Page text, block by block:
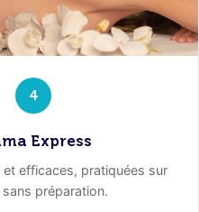
4
Express
efficaces, pratiquées sur
préparation.